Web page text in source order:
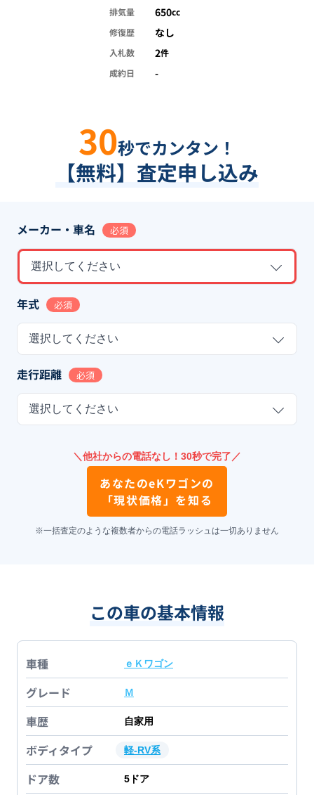
排気量 650cc
修復歴
なし
入札数 2件
成約日
-
30秒でカンタン！
【無料】査定申し込み
メーカー・車名 必須
選択してください
年式 必須
選択してください
走行距離 必須
選択してください
＼他社からの電話なし！30秒で完了／
あなたのeKワゴンの
「現状価格」を知る
※一括査定のような複数者からの電話ラッシュは一切ありません
この車の基本情報
車種 ｅＫワゴン
グレード Ｍ
車歴 自家用
ボディタイプ 軽-RV系
ドア数 5 ドア